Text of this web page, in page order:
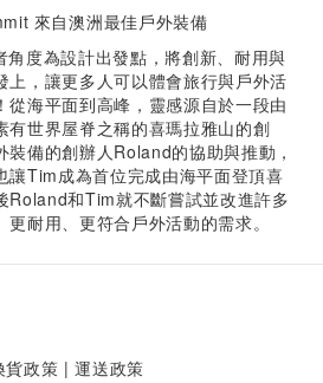
來自澳洲最佳戶外裝備
度為設計出發點，將創新、耐用與
上，讓更多人可以體會旅行與戶外活
從海平面到高峰，靈感源自於一段由
有世界屋脊之稱的喜瑪拉雅山的創
備的創辦人Roland的協助與推動，
讓Tim成為首位完成由海平面登頂喜
Roland和Tim就不斷嘗試並改進許多
耐用、更符合戶外活動的需求。
貨政策 |運送政策